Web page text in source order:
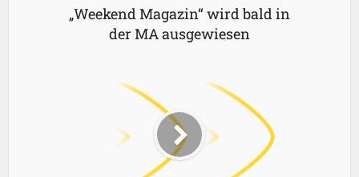
„Weekend Magazin“ wird bald in
der MA ausgewiesen